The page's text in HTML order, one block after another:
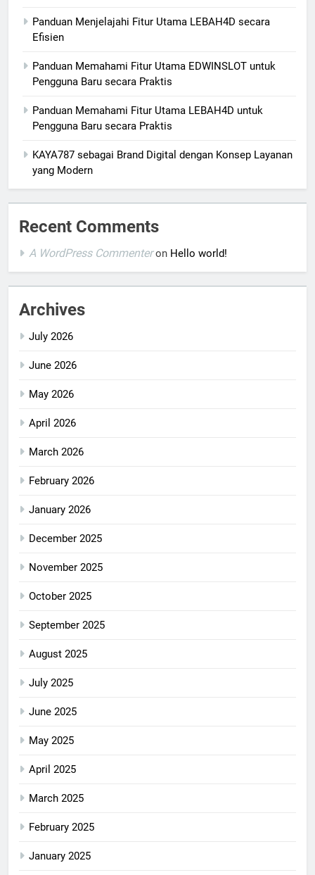
Panduan Menjelajahi Fitur Utama LEBAH4D secara
Efisien
Panduan Memahami Fitur Utama EDWINSLOT untuk
Pengguna Baru secara Praktis
Panduan Memahami Fitur Utama LEBAH4D untuk
Pengguna Baru secara Praktis
KAYA787 sebagai Brand Digital dengan Konsep Layanan
yang Modern
Recent Comments
A WordPress Commenteron Hello world!
Archives
July 2026
June 2026
May 2026
April 2026
March 2026
February 2026
January 2026
December 2025
November 2025
October 2025
September 2025
August 2025
July 2025
June 2025
May 2025
April 2025
March 2025
February 2025
January 2025